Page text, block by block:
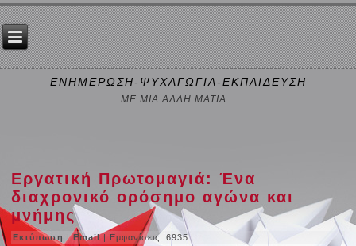
ΕΝΗΜΕΡΩΣΗ-ΨΥΧΑΓΩΓΙΑ-ΕΚΠΑΙΔΕΥΣΗ
ΜΕ ΜΙΑ ΑΛΛΗ ΜΑΤΙΑ...
Εργατική Πρωτομαγιά: Ένα
διαχρονικό ορόσημο αγώνα και
μνήμης
Εκτύπωση |Email| Εμφανίσεις: 6935